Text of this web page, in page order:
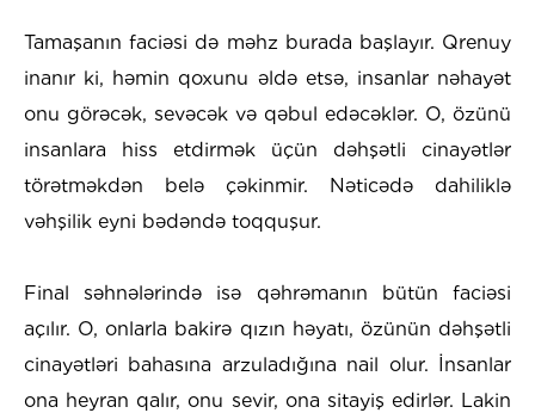
Tamaşanın faciəsi də məhz burada başlayır. Qrenuy
inanır ki, həmin qoxunu əldə etsə, insanlar nəhayət
onu görəcək, sevəcək və qəbul edəcəklər. O, özünü
insanlara hiss etdirmək üçün dəhşətli cinayətlər
törətməkdən belə çəkinmir. Nəticədə dahiliklə
vəhşilik eyni bədəndə toqquşur.
Final səhnələrində isə qəhrəmanın bütün faciəsi
açılır. O, onlarla bakirə qızın həyatı, özünün dəhşətli
cinayətləri bahasına arzuladığına nail olur. İnsanlar
ona heyran qalır, onu sevir, ona sitayiş edirlər. Lakin